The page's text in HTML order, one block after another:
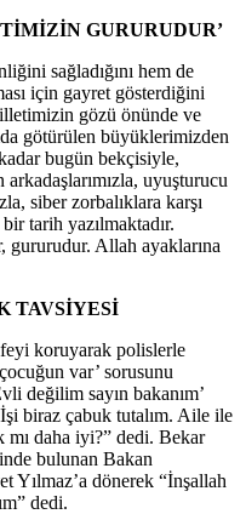
GURURUDUR’
sağladığını hem de
için gayret gösterdiğini
gözü önünde ve
götürülen büyüklerimizden
bugün bekçisiyle,
uyuşturucu
siber zorbalıklara karşı
tarih yazılmaktadır.
Allah ayaklarına
TAVSİYESİ
koruyarak polislerle
var’ sorusunu
değilim sayın bakanım’
biraz çabuk tutalım. Aile ile
mı daha iyi?” dedi. Bekar
bulunan Bakan
Yılmaz’a dönerek “İnşallah
dedi.